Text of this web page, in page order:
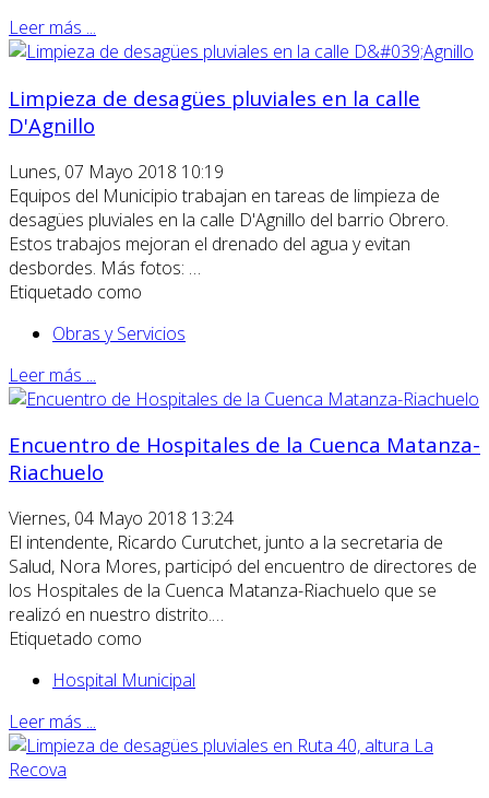
Leer más ...
Limpieza de desagües pluviales en la calle
D'Agnillo
Lunes, 07 Mayo 2018 10:19
Equipos del Municipio trabajan en tareas de limpieza de
desagües pluviales en la calle D'Agnillo del barrio Obrero.
Estos trabajos mejoran el drenado del agua y evitan
desbordes. Más fotos: …
Etiquetado como
Obras y Servicios
Leer más ...
Encuentro de Hospitales de la Cuenca Matanza-
Riachuelo
Viernes, 04 Mayo 2018 13:24
El intendente, Ricardo Curutchet, junto a la secretaria de
Salud, Nora Mores, participó del encuentro de directores de
los Hospitales de la Cuenca Matanza-Riachuelo que se
realizó en nuestro distrito.…
Etiquetado como
Hospital Municipal
Leer más ...